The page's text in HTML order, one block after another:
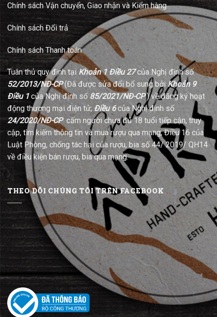
Chính sách Vận chuyển, Giao nhận và Kiểm hàng
Chính sách Đổi trả
Chính sách Thanh toán
Tuân thủ quy định tại Khoản 1 Điều 27của Nghị định số
52/2013/NĐ-CP(Đã được sửa đổi bổ sung bởi Khoản 9
Điều 1của Nghị định số 85/2021/NĐ-CP) về đăng ký hoạt
động thương mại điện tử; Điều 6của Nghị định số
24/2020/NĐ-CPcấm người chưa đủ 18 tuổi tiếp cận, truy
cập, tìm kiếm thông tin và mua rượu qua mạng; Điều 16 của
Luật Phòng, chống tác hại của rượu, bia số 44/ 2019/ QH14
về điều kiện bán rượu, bia qua mạng.
THEO DÕI CHÚNG TÔI TRÊN FACEBOOK